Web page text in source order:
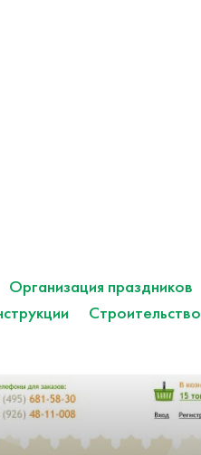
Организация праздников
Строительство